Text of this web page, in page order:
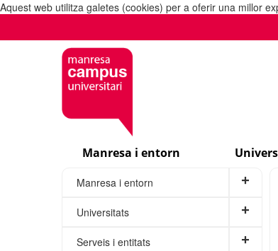
Aquest web utilitza galetes (cookies) per a oferir una millor
Manresa i entorn
Manresa i entorn +
Universitats +
Serveis i entitats +